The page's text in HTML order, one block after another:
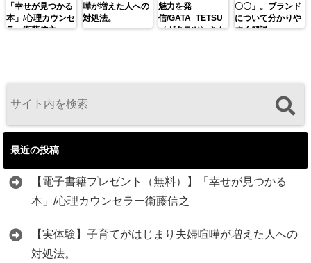
「幸せが見つかる
本」/心理カウンセ
ラー衛藤信之
嘩が増えた人への
対処法。
魅力を発
信/GATA_TETSU
（ガタテツ）さん
〇〇」。ブランド
について分かりや
すく解説。
最近の投稿
【電子書籍プレゼント（無料）】「幸せが見つかる
本」/心理カウンセラー衛藤信之
【実体験】子育てがはじまり夫婦喧嘩が増えた人への
対処法。